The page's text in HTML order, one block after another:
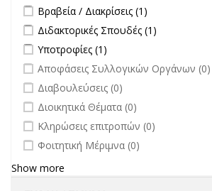
Apply Βραβεία / Διακρίσεις filter
Βραβεία / Διακρίσεις (1)
Apply Διδακτορικές Σπουδές filter
Διδακτορικές Σπουδές (1)
Apply Υποτροφίες filter
Υποτροφίες (1)
undefined
Αποφάσεις Συλλογικών Οργάνων (0)
undefined
Διαβουλεύσεις (0)
undefined
Διοικητικά Θέματα (0)
undefined
Κληρώσεις επιτροπών (0)
undefined
Φοιτητική Μέριμνα (0)
Show more